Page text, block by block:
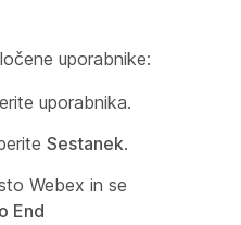
uporabnike:
uporabnika.
Sestanek.
Webex in se
End